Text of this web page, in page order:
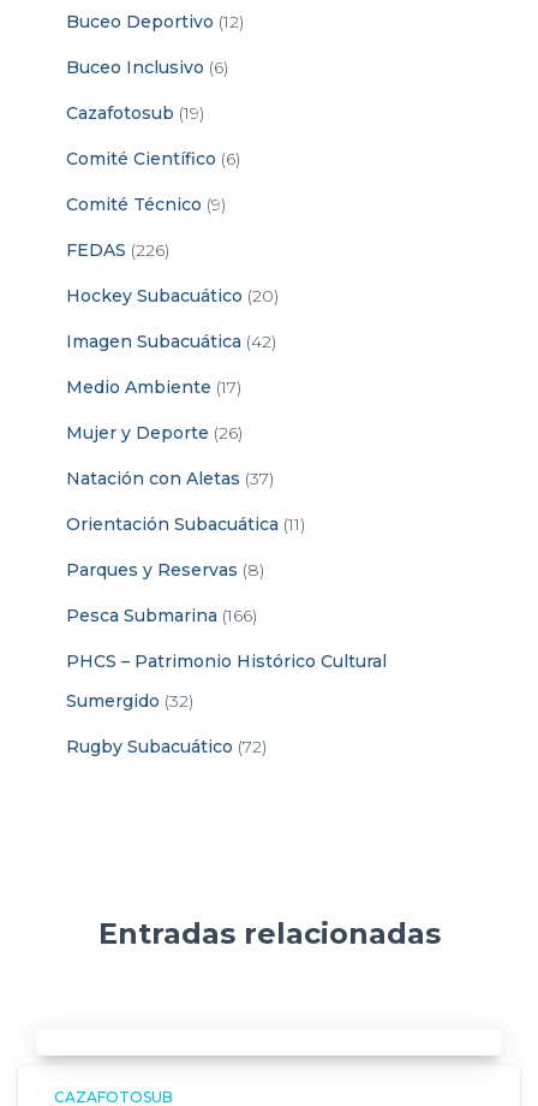
Buceo Deportivo (12)
Buceo Inclusivo (6)
Cazafotosub (19)
Comité Científico (6)
Comité Técnico (9)
FEDAS (226)
Hockey Subacuático (20)
Imagen Subacuática (42)
Medio Ambiente (17)
Mujer y Deporte (26)
Natación con Aletas (37)
Orientación Subacuática (11)
Parques y Reservas (8)
Pesca Submarina (166)
PHCS – Patrimonio Histórico Cultural
Sumergido (32)
Rugby Subacuático (72)
Entradas relacionadas
CAZAFOTOSUB